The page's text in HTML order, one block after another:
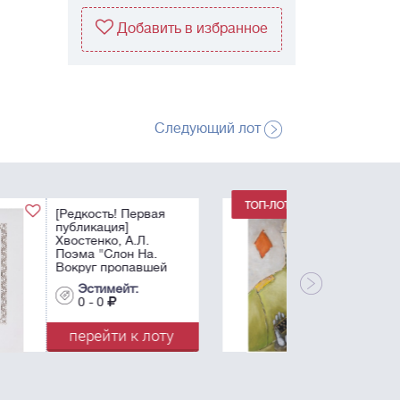
Добавить в избранное
Следующий лот
Немухин, В.Н.
1986. Бумага, масло,
белила. - 83х56 см.
перейти к лоту